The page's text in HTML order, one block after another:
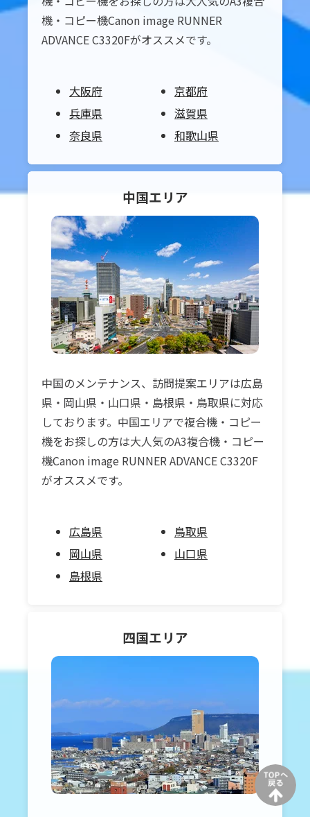
機・コピー機Canon image RUNNER
ADVANCE C3320Fがオススメです。
大阪府
兵庫県
奈良県
京都府
滋賀県
和歌山県
中国エリア
中国のメンテナンス、訪問提案エリアは広島
県・岡山県・山口県・島根県・鳥取県に対応
しております。中国エリアで複合機・コピー
機をお探しの方は大人気のA3複合機・コピー
機Canon image RUNNER ADVANCE C3320F
がオススメです。
広島県
岡山県
島根県
鳥取県
山口県
四国エリア